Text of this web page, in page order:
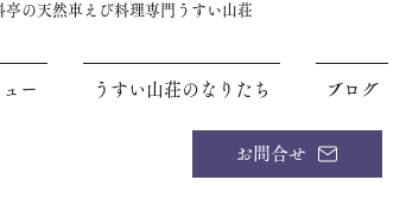
お問合せ
の天然車えび料理専門うすい山荘
ュー うすい山荘のなりたち ブログ